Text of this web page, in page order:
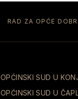
RAD ZA OPĆE
OPĆINSKI SUD U
OPĆINSKI SUD U